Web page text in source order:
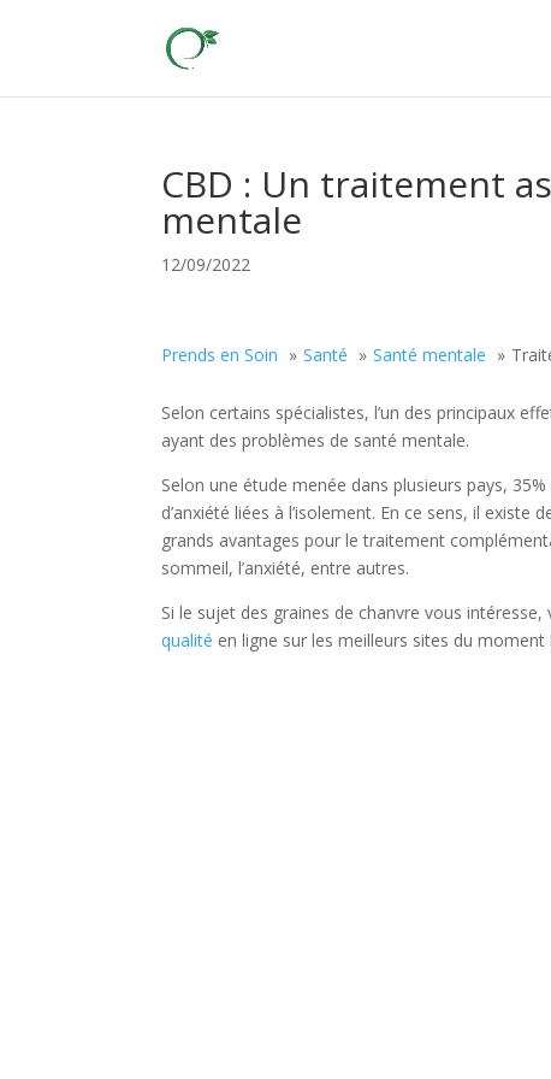
CBD : Un traitement
mentale
12/09/2022
Prends en Soin Santé Santé mentale
Selon certains spécialistes, l’un des principaux
ayant des problèmes de santé mentale.
Selon une étude menée dans plusieurs pays,
d’anxiété liées à l’isolement. En ce sens, il
grands avantages pour le traitement
sommeil, l’anxiété, entre autres.
Si le sujet des graines de chanvre vous
qualité en ligne sur les meilleurs sites du moment !